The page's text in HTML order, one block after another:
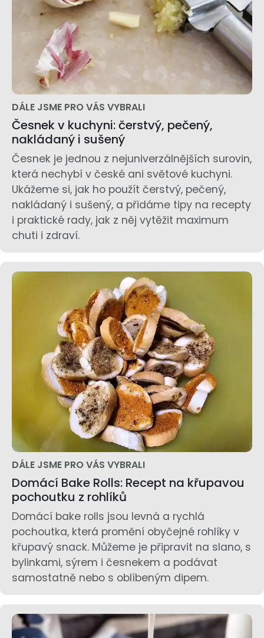
DÁLE JSME PRO VÁS VYBRALI
Česnek v kuchyni: čerstvý, pečený,
nakládaný i sušený
Česnek je jednou z nejuniverzálnějších surovin,
která nechybí v české ani světové kuchyni.
Ukážeme si, jak ho použít čerstvý, pečený,
nakládaný i sušený, a přidáme tipy na recepty
i praktické rady, jak z něj vytěžit maximum
chuti i zdraví.
DÁLE JSME PRO VÁS VYBRALI
Domácí Bake Rolls: Recept na křupavou
pochoutku z rohlíků
Domácí bake rolls jsou levná a rychlá
pochoutka, která promění obyčejné rohlíky v
křupavý snack. Můžeme je připravit na slano, s
bylinkami, sýrem i česnekem a podávat
samostatně nebo s oblíbeným dipem.